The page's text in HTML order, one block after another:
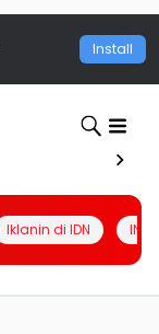
Install
Iklanin di IDN